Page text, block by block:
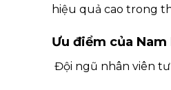
hiệu quả cao trong
Ưu điểm của Nam
Đội ngũ nhân viên